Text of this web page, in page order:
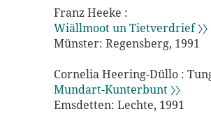
Franz Heeke :
Wiällmoot un Tietverdrief 〉〉
Münster: Regensberg, 1991
Cornelia Heering-Düllo :
Mundart-Kunterbunt 〉〉
Emsdetten: Lechte, 1991